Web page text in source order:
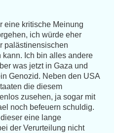
eine kritische Meinung
ich würde eher
palästinensischen
Ich bin alles andere
was jetzt in Gaza und
Genozid. Neben den USA
die diesem
zusehen, ja sogar mit
noch befeuern schuldig.
eine lange
der Verurteilung nicht